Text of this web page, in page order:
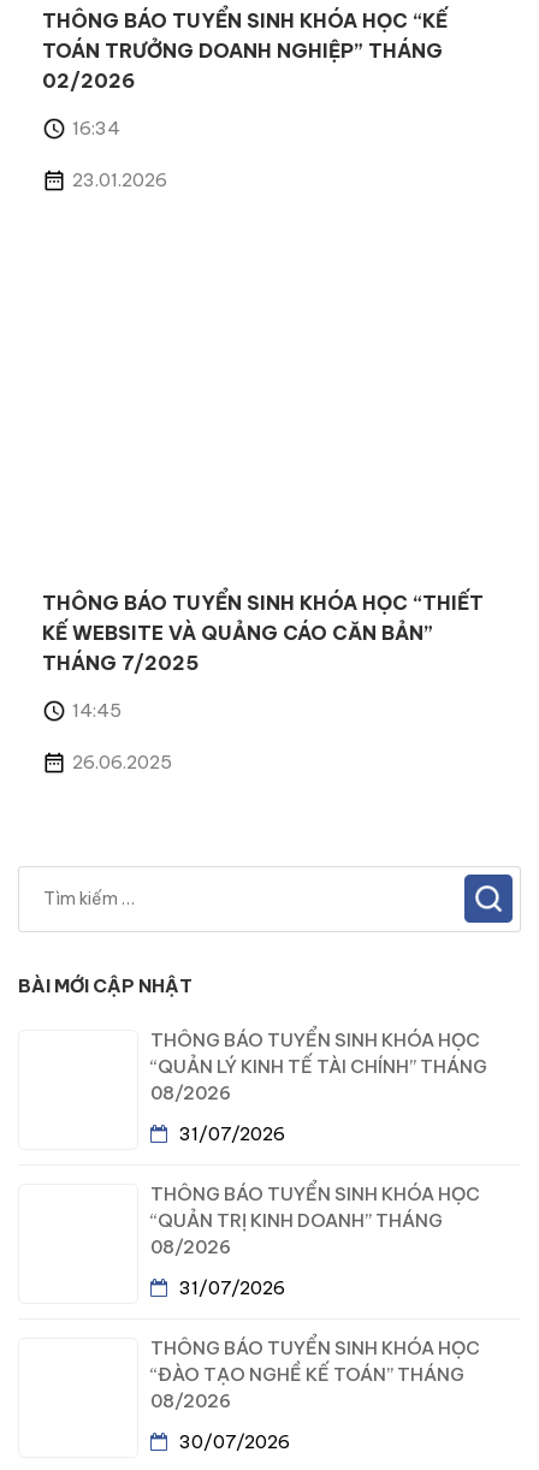
THÔNG BÁO TUYỂN SINH KHÓA HỌC “KẾ
TOÁN TRƯỞNG DOANH NGHIỆP” THÁNG
02/2026
16:34
23.01.2026
THÔNG BÁO TUYỂN SINH KHÓA HỌC “THIẾT
KẾ WEBSITE VÀ QUẢNG CÁO CĂN BẢN”
THÁNG 7/2025
14:45
26.06.2025
BÀI MỚI CẬP NHẬT
THÔNG BÁO TUYỂN SINH KHÓA HỌC
“QUẢN LÝ KINH TẾ TÀI CHÍNH” THÁNG
08/2026
31/07/2026
THÔNG BÁO TUYỂN SINH KHÓA HỌC
“QUẢN TRỊ KINH DOANH” THÁNG
08/2026
31/07/2026
THÔNG BÁO TUYỂN SINH KHÓA HỌC
“ĐÀO TẠO NGHỀ KẾ TOÁN” THÁNG
08/2026
30/07/2026